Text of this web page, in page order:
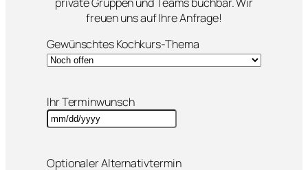
freuen uns auf Ihre Anfrage!
Gewünschtes Kochkurs-Thema
Ihr Terminwunsch
MM
TT
Optionaler Alternativtermin